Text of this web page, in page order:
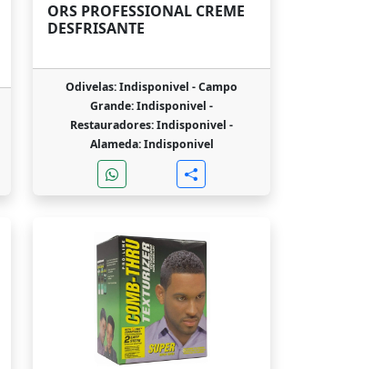
ORS PROFESSIONAL CREME
DESFRISANTE
Odivelas: Indisponivel -Campo
Grande: Indisponivel -
Restauradores: Indisponivel -
Alameda: Indisponivel